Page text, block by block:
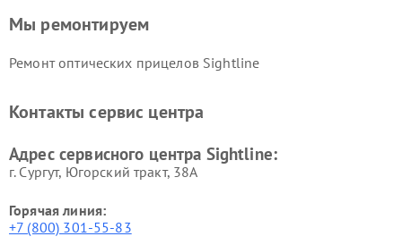
Мы ремонтируем
Ремонт оптических прицелов Sightline
Контакты сервис центра
Адрес сервисного центра Sightline:
г. Сургут, Югорский тракт, 38А
Горячая линия:
+7 (800) 301-55-83